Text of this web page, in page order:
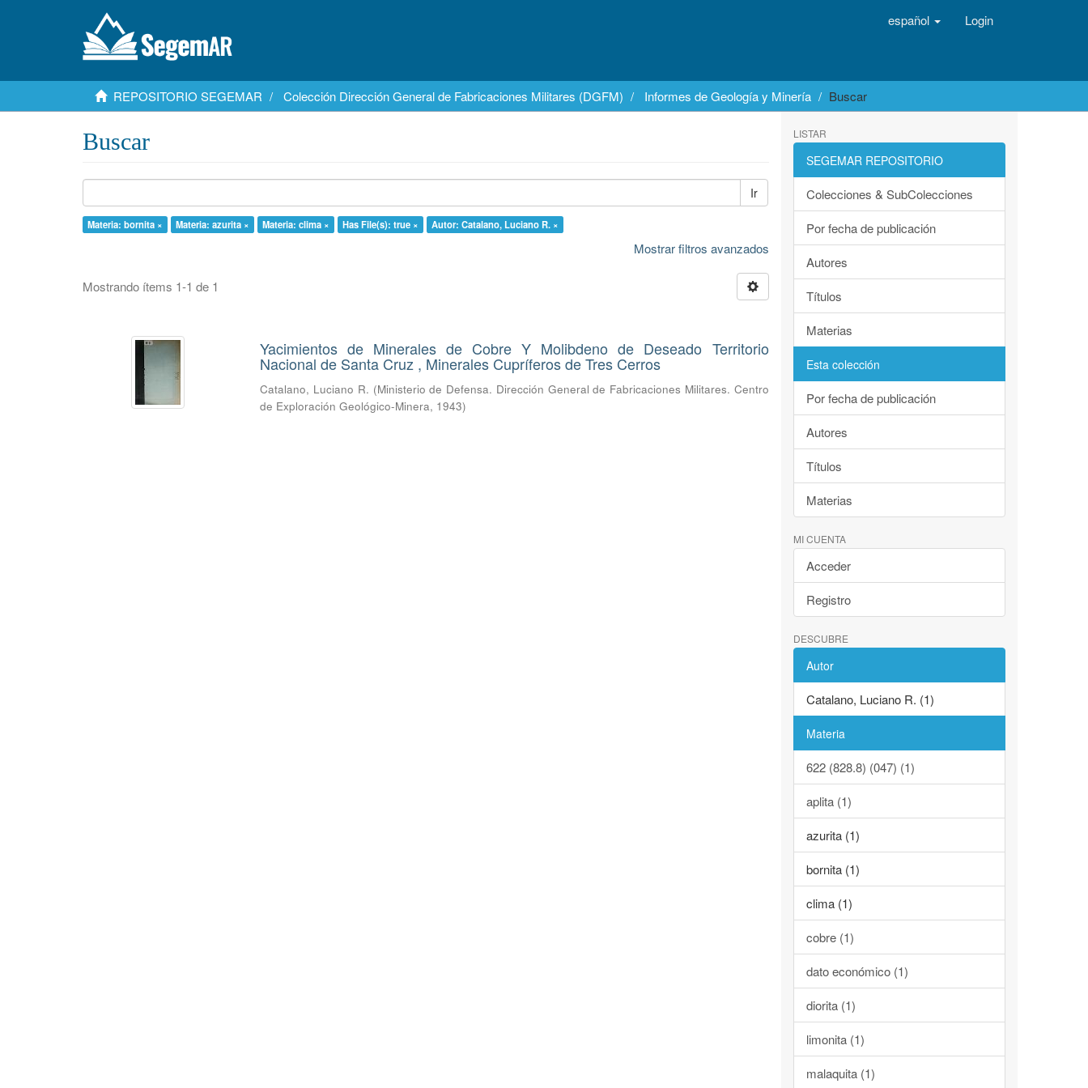
español Login
REPOSITORIO SEGEMAR Colección Dirección General de Fabricaciones Militares (DGFM) Informes de Geología y Minería Buscar
Buscar
Ir
Materia: bornita × Materia: azurita × Materia: clima × Has File(s): true × Autor: Catalano, Luciano R. ×
Mostrar filtros avanzados
Mostrando ítems 1-1 de 1
Yacimientos de Minerales de Cobre Y Molibdeno de Deseado Territorio
Nacional de Santa Cruz , Minerales Cupríferos de Tres Cerros
Catalano, Luciano R. (Ministerio de Defensa. Dirección General de Fabricaciones Militares. Centro
de Exploración Geológico-Minera, 1943)
LISTAR
SEGEMAR REPOSITORIO
Colecciones & SubColecciones
Por fecha de publicación
Autores
Títulos
Materias
Esta colección
Por fecha de publicación
Autores
Títulos
Materias
MI CUENTA
Acceder
Registro
DESCUBRE
Autor
Catalano, Luciano R. (1)
Materia
622 (828.8) (047) (1)
aplita (1)
azurita (1)
bornita (1)
clima (1)
cobre (1)
dato económico (1)
diorita (1)
limonita (1)
malaquita (1)